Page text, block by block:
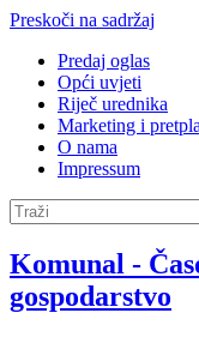
Preskoči na sadržaj
Predaj oglas
Opći uvjeti
Riječ urednika
Marketing i
O nama
Impressum
Komunal -
gospodarstvo